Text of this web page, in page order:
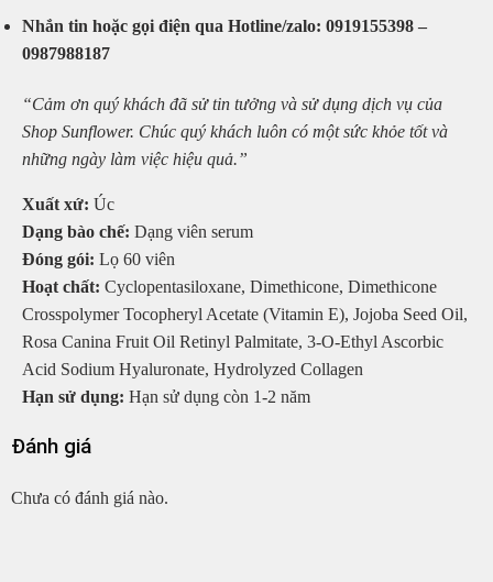
Nhắn tin hoặc gọi điện qua Hotline/zalo: 0919155398 –
0987988187
“Cảm ơn quý khách đã sử tin tưởng và sử dụng dịch vụ của
Shop Sunflower. Chúc quý khách luôn có một sức khỏe tốt và
những ngày làm việc hiệu quả.”
Xuất xứ: Úc
Dạng bào chế: Dạng viên serum
Đóng gói: Lọ 60 viên
Hoạt chất: Cyclopentasiloxane, Dimethicone, Dimethicone
Crosspolymer Tocopheryl Acetate (Vitamin E), Jojoba Seed Oil,
Rosa Canina Fruit Oil Retinyl Palmitate, 3-O-Ethyl Ascorbic
Acid Sodium Hyaluronate, Hydrolyzed Collagen
Hạn sử dụng: Hạn sử dụng còn 1-2 năm
Đánh giá
Chưa có đánh giá nào.